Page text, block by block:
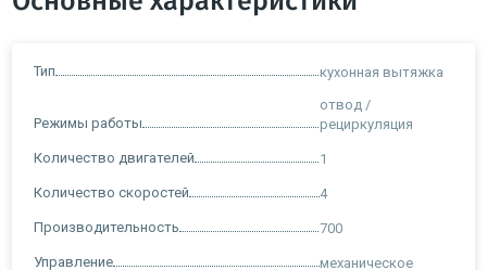
Тип кухонная вытяжка
Режимы работы
отвод /
рециркуляция
Количество двигателей 1
Количество скоростей 4
Производительность 700
Управление механическое